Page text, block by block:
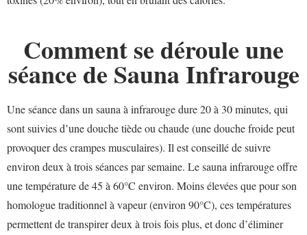
Comment se déroule une
séance de Sauna Infrarouge
Une séance dans un sauna à infrarouge dure 20 à 30 minutes, qui
sont suivies d’une douche tiède ou chaude (une douche froide peut
provoquer des crampes musculaires). Il est conseillé de suivre
environ deux à trois séances par semaine. Le sauna infrarouge offre
une température de 45 à 60°C environ. Moins élevées que pour son
homologue traditionnel à vapeur (environ 90°C), ces températures
permettent de transpirer deux à trois fois plus, et donc d’éliminer